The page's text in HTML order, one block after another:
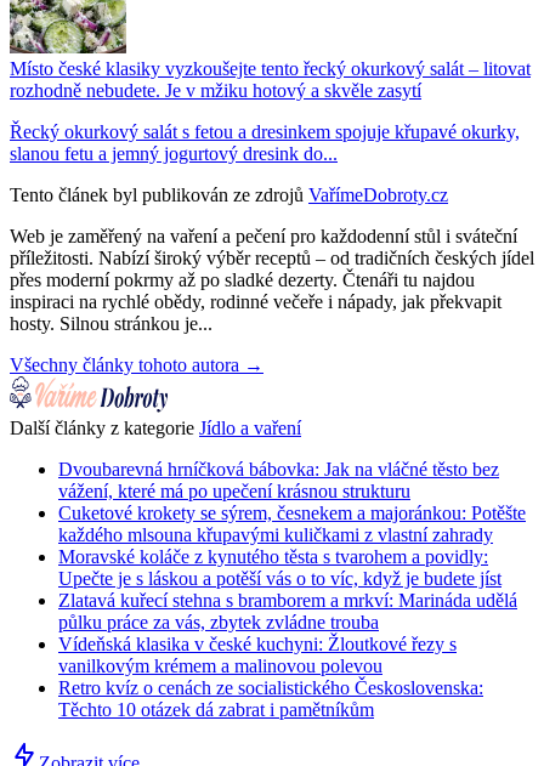
Místo české klasiky vyzkoušejte tento řecký okurkový salát – litovat
rozhodně nebudete. Je v mžiku hotový a skvěle zasytí
Řecký okurkový salát s fetou a dresinkem spojuje křupavé okurky,
slanou fetu a jemný jogurtový dresink do...
Tento článek byl publikován ze zdrojů VařímeDobroty.cz
Web je zaměřený na vaření a pečení pro každodenní stůl i sváteční
příležitosti. Nabízí široký výběr receptů – od tradičních českých jídel
přes moderní pokrmy až po sladké dezerty. Čtenáři tu najdou
inspiraci na rychlé obědy, rodinné večeře i nápady, jak překvapit
hosty. Silnou stránkou je...
Všechny články tohoto autora →
Další články z kategorie Jídlo a vaření
Dvoubarevná hrníčková bábovka: Jak na vláčné těsto bez
vážení, které má po upečení krásnou strukturu
Cuketové krokety se sýrem, česnekem a majoránkou: Potěšte
každého mlsouna křupavými kuličkami z vlastní zahrady
Moravské koláče z kynutého těsta s tvarohem a povidly:
Upečte je s láskou a potěší vás o to víc, když je budete jíst
Zlatavá kuřecí stehna s bramborem a mrkví: Marináda udělá
půlku práce za vás, zbytek zvládne trouba
Vídeňská klasika v české kuchyni: Žloutkové řezy s
vanilkovým krémem a malinovou polevou
Retro kvíz o cenách ze socialistického Československa:
Těchto 10 otázek dá zabrat i pamětníkům